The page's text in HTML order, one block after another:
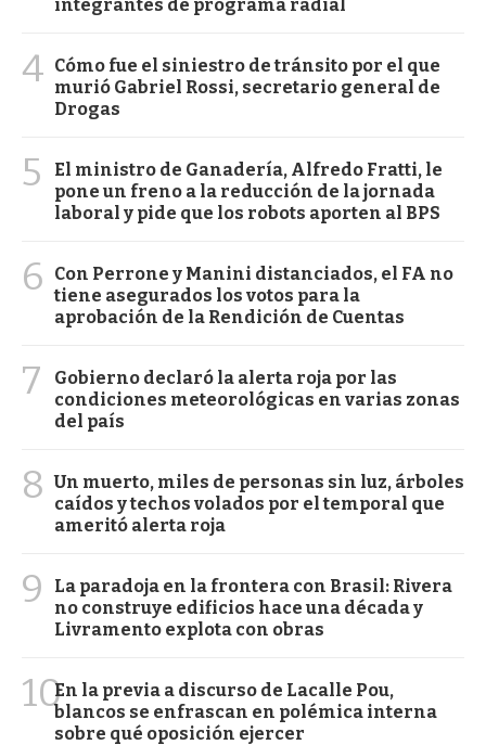
integrantes de programa radial
4 Cómo fue el siniestro de tránsito por el que
murió Gabriel Rossi, secretario general de
Drogas
5
El ministro de Ganadería, Alfredo Fratti, le
pone un freno a la reducción de la jornada
laboral y pide que los robots aporten al BPS
6
Con Perrone y Manini distanciados, el FA no
tiene asegurados los votos para la
aprobación de la Rendición de Cuentas
7
Gobierno declaró la alerta roja por las
condiciones meteorológicas en varias zonas
del país
8 Un muerto, miles de personas sin luz, árboles
caídos y techos volados por el temporal que
ameritó alerta roja
9
La paradoja en la frontera con Brasil: Rivera
no construye edificios hace una década y
Livramento explota con obras
10En la previa a discurso de Lacalle Pou,
blancos se enfrascan en polémica interna
sobre qué oposición ejercer